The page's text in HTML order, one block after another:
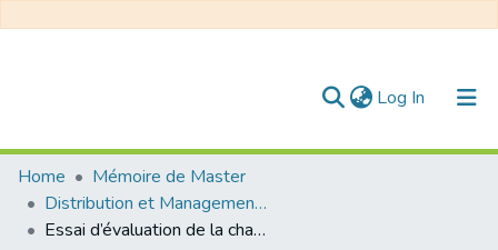
Log In (current)
Communities & Collections
All of DSpace
Home
Mémoire de Master
Distribution et Management de la Chaîne Logistique
Essai d’évaluation de la chaîne logistique aval dans la réalisation des actions promotionnelles : étude de cas : NUMIDIS SPA